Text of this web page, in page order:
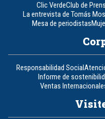
Clic VerdeClub de
La entrevista de Tomás
Mesa de periodistas
Responsabilidad Social
Informe de
Ventas